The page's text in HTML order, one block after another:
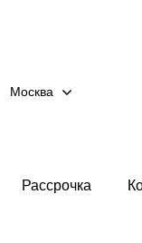
Москва
Рассрочка